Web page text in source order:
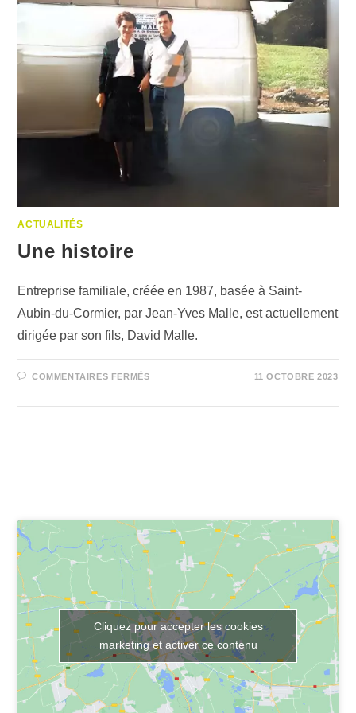
ACTUALITÉS
Une histoire
Entreprise familiale, créée en 1987, basée à Saint-
Aubin-du-Cormier, par Jean-Yves Malle, est actuellement
dirigée par son fils, David Malle.
COMMENTAIRES FERMÉSSUR
11 OCTOBRE 2023
Cliquez pour accepter les cookies
marketing et activer ce contenu